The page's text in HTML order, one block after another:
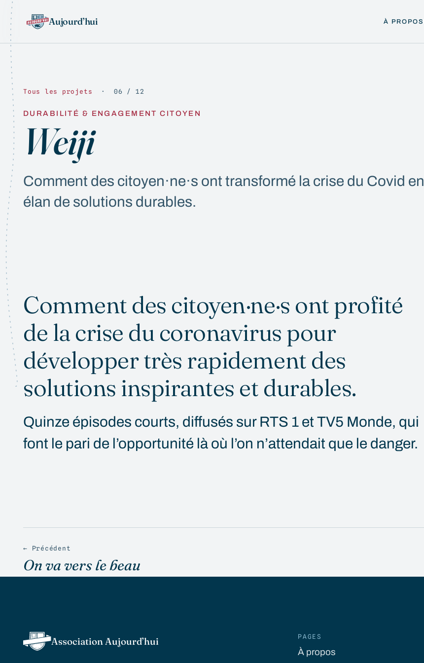
Aujourd’hui À PROPOS
Tous les projets · 06 / 12
DURABILITÉ & ENGAGEMENT CITOYEN
Weiji
Comment des citoyen·ne·s ont transformé la crise du Covid en
élan de solutions durables.
Comment des citoyen·ne·s ont profité
de la crise du coronavirus pour
développer très rapidement des
solutions inspirantes et durables.
Quinze épisodes courts, diffusés sur RTS 1 et TV5 Monde, qui
font le pari de l’opportunité là où l’on n’attendait que le danger.
← Précédent
On va vers le beau
Association Aujourd’hui PAGES
À propos